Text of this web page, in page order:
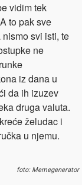
vidim tek
to pak sve
svi isti, te
ne
iz dana u
da ih izuzev
druga valuta.
želudac i
u njemu.
foto: Memegenerator